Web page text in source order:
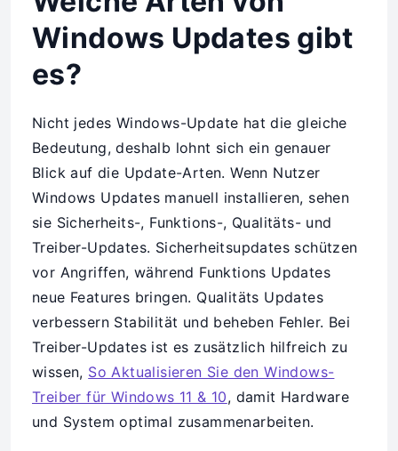
Windows Updates gibt
es?
Nicht jedes Windows-Update hat die gleiche
Bedeutung, deshalb lohnt sich ein genauer
Blick auf die Update-Arten. Wenn Nutzer
Windows Updates manuell installieren, sehen
sie Sicherheits-, Funktions-, Qualitäts- und
Treiber-Updates. Sicherheitsupdates schützen
vor Angriffen, während Funktions Updates
neue Features bringen. Qualitäts Updates
verbessern Stabilität und beheben Fehler. Bei
Treiber-Updates ist es zusätzlich hilfreich zu
wissen, So Aktualisieren Sie den Windows-
Treiber für Windows 11 & 10, damit Hardware
und System optimal zusammenarbeiten.